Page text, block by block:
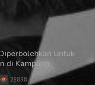
Untuk
di Kampung
28898